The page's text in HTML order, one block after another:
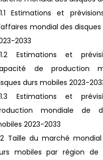
Estimations et
mondial des
2033
Estimations et
de production
durs mobiles 2023-
Estimations et
mondiale de
2023-2033
Taille du marché
mobiles par région de